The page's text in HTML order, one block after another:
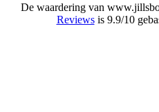
De waardering van
Reviewsis 9.9/10